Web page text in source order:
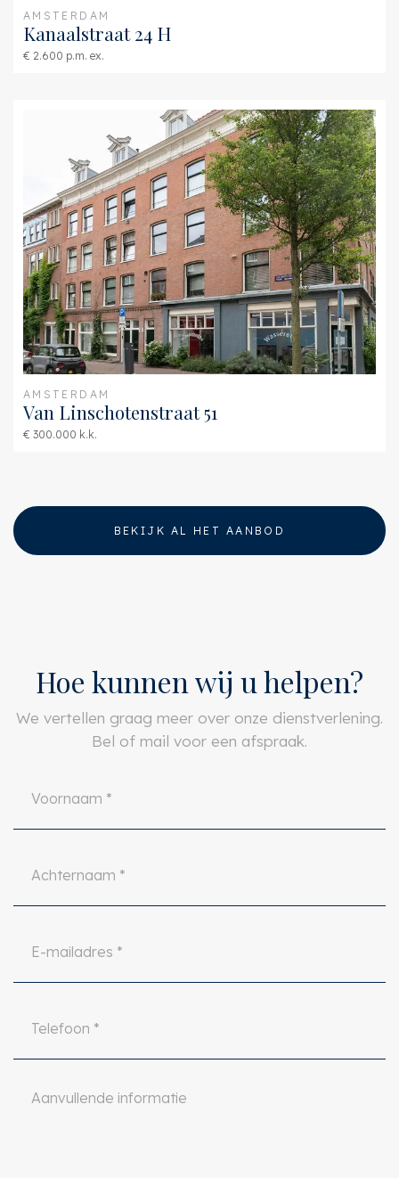
AMSTERDAM
Kanaalstraat 24 H
€ 2.600 p.m. ex.
AMSTERDAM
Van Linschotenstraat 51
€ 300.000 k.k.
BEKIJK AL HET AANBOD
Hoe kunnen wij u helpen?
We vertellen graag meer over onze dienstverlening.
Bel of mail voor een afspraak.